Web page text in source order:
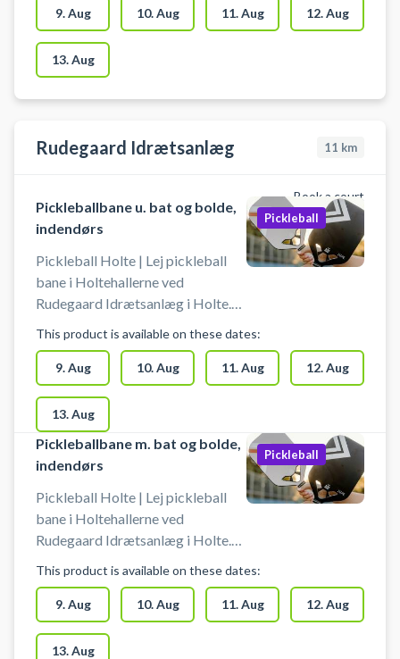
bat og bolde, når du booker en
Pickleball bane i Ballerup Super
Arena. Gratis parkeringspladser
foran arenaen ved booking af
pickleball. Omklædning &
booking af bane til pickleball.
9. Aug 10. Aug 11. Aug 12. Aug
13. Aug
Rudegaard Idrætsanlæg 11 km
Book a court
Pickleballbane u. bat og bolde,
indendørs
Pickleball Holte | Lej pickleball
bane i Holtehallerne ved
Rudegaard Idrætsanlæg i Holte.
indendørs pickleball baner i
Holtehallerne og spil pickleball i
Holte.
Pickleball
This product is available on these dates:
9. Aug 10. Aug 11. Aug 12. Aug
13. Aug
Pickleballbane m. bat og bolde,
indendørs
Pickleball Holte | Lej pickleball
bane i Holtehallerne ved
Rudegaard Idrætsanlæg i Holte.
indendørs pickleball baner i
Holtehallerne og spil pickleball i
Holte. Pickleball bane er med
bolde og bat til 4 pickleball
Pickleball
This product is available on these dates:
9. Aug 10. Aug 11. Aug 12. Aug
13. Aug